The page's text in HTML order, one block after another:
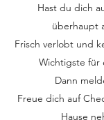
Hast du dich
überhaupt
Frisch verlobt und
Wichtigste für
Dann
Freue dich auf
Hause